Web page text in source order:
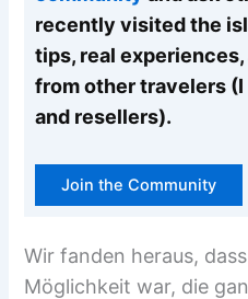
recently visited the
tips, real
from other travelers
and resellers).
Join the Community
Wir fanden heraus,
Möglichkeit war, die